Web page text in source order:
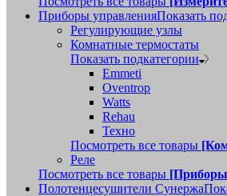
Приборы управленияПоказать
Регулирующие узлы
Комнатные термостаты
Показать подкатегории
Emmeti
Oventrop
Watts
Rehau
Техно
Посмотреть все товары
Реле
Посмотреть все товары
Полотенцесушители Сунержа